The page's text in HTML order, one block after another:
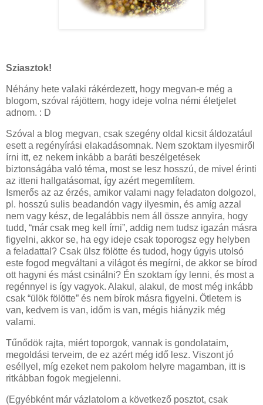
Sziasztok!
Néhány hete valaki rákérdezett, hogy megvan-e még a
blogom, szóval rájöttem, hogy ideje volna némi életjelet
adnom. : D
Szóval a blog megvan, csak szegény oldal kicsit áldozatául
esett a regényírási elakadásomnak. Nem szoktam ilyesmiről
írni itt, ez nekem inkább a baráti beszélgetések
biztonságába való téma, most se lesz hosszú, de mivel érinti
az itteni hallgatásomat, így azért megemlítem.
Ismerős az az érzés, amikor valami nagy feladaton dolgozol,
pl. hosszú sulis beadandón vagy ilyesmin, és amíg azzal
nem vagy kész, de legalábbis nem áll össze annyira, hogy
tudd, “már csak meg kell írni”, addig nem tudsz igazán másra
figyelni, akkor se, ha egy ideje csak toporogsz egy helyben
a feladattal? Csak ülsz fölötte és tudod, hogy úgyis utolsó
este fogod megváltani a világot és megírni, de akkor se bírod
ott hagyni és mást csinálni? Én szoktam így lenni, és most a
regénnyel is így vagyok. Alakul, alakul, de most még inkább
csak “ülök fölötte” és nem bírok másra figyelni. Ötletem is
van, kedvem is van, időm is van, mégis hiányzik még
valami.
Tűnődök rajta, miért toporgok, vannak is gondolataim,
megoldási terveim, de ez azért még idő lesz. Viszont jó
eséllyel, míg ezeket nem pakolom helyre magamban, itt is
ritkábban fogok megjelenni.
(Egyébként már vázlatolom a következő posztot, csak